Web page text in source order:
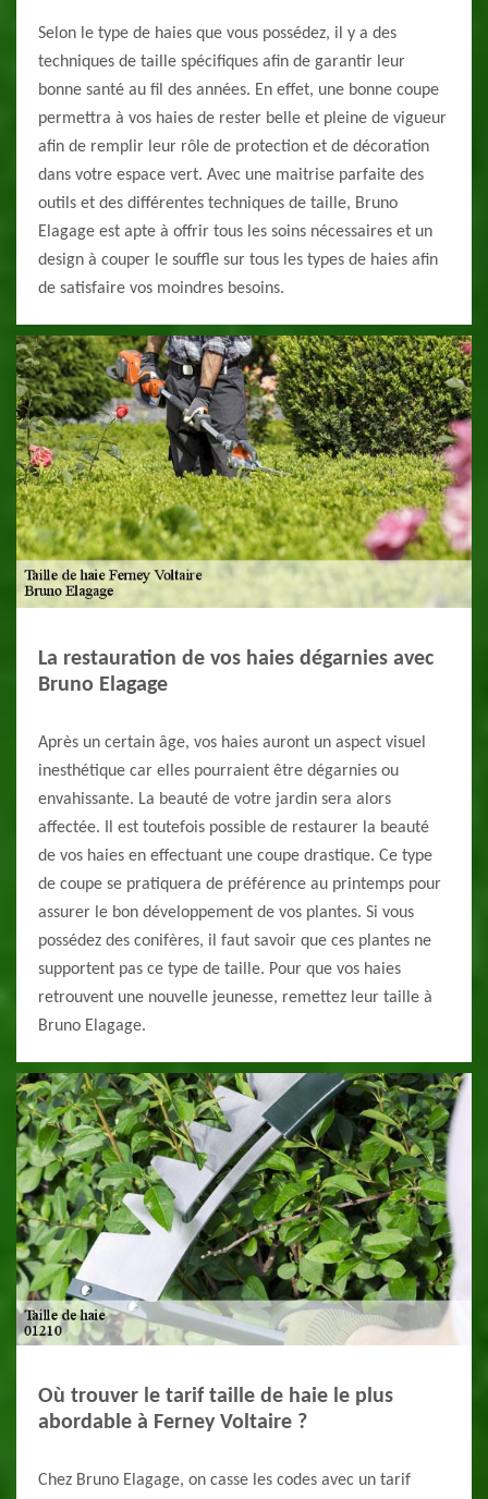
Selon le type de haies que vous possédez, il y a des
techniques de taille spécifiques afin de garantir leur
bonne santé au fil des années. En effet, une bonne coupe
permettra à vos haies de rester belle et pleine de vigueur
afin de remplir leur rôle de protection et de décoration
dans votre espace vert. Avec une maitrise parfaite des
outils et des différentes techniques de taille, Bruno
Elagage est apte à offrir tous les soins nécessaires et un
design à couper le souffle sur tous les types de haies afin
de satisfaire vos moindres besoins.
La restauration de vos haies dégarnies avec
Bruno Elagage
Après un certain âge, vos haies auront un aspect visuel
inesthétique car elles pourraient être dégarnies ou
envahissante. La beauté de votre jardin sera alors
affectée. Il est toutefois possible de restaurer la beauté
de vos haies en effectuant une coupe drastique. Ce type
de coupe se pratiquera de préférence au printemps pour
assurer le bon développement de vos plantes. Si vous
possédez des conifères, il faut savoir que ces plantes ne
supportent pas ce type de taille. Pour que vos haies
retrouvent une nouvelle jeunesse, remettez leur taille à
Bruno Elagage.
Où trouver le tarif taille de haie le plus
abordable à Ferney Voltaire ?
Chez Bruno Elagage, on casse les codes avec un tarif